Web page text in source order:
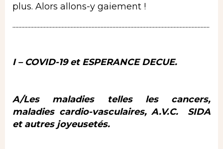
plus. Alors allons-y gaiement !
....................................................................................................................................
I– COVID-19 et ESPERANCE DECUE.
A/Les maladies telles les cancers,
maladies cardio-vasculaires, A.V.C. SIDA
et autres joyeusetés.